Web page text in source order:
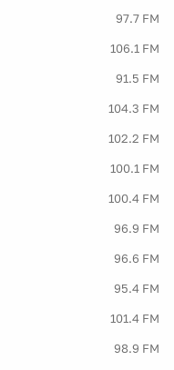
97.7 FM
106.1 FM
91.5 FM
104.3 FM
102.2 FM
100.1 FM
100.4 FM
96.9 FM
96.6 FM
95.4 FM
101.4 FM
98.9 FM